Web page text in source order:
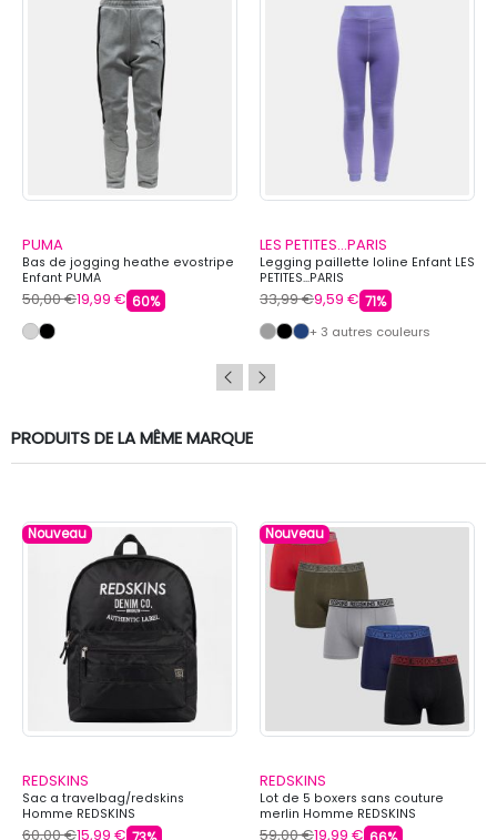
PUMA
Bas de jogging heathe evostripe
Enfant PUMA
50,00 €19,99 € 60%
LES PETITES...PARIS
Legging paillette loline Enfant LES
PETITES...PARIS
33,99 €9,59 € 71%
+ 3 autres couleurs
PRODUITS DE LA MÊME MARQUE
Nouveau
REDSKINS
Sac a travelbag/redskins
Homme REDSKINS
60,00 €15,99 €
Nouveau
REDSKINS
Lot de 5 boxers sans couture
merlin Homme REDSKINS
59,00 €19,99 €